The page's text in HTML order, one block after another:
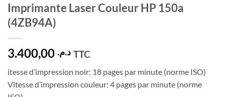
Imprimante Laser Couleur HP 150a
(4ZB94A)
د.م. TTC
itesse d’impression noir: 18 pages par minute (norme ISO)
Vitesse d’impression couleur: 4 pages par minute (norme